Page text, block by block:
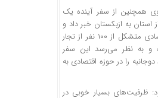
همچنین از سفر آینده یک
استان به ازبکستان خبر داد و
گفت: این هیأت اقتصادی متشکل از ۱۰۰ نفر از تجار
به نظر می‌رسد این سفر
را در حوزه اقتصادی به
ظرفیت‌های بسیار خوبی در